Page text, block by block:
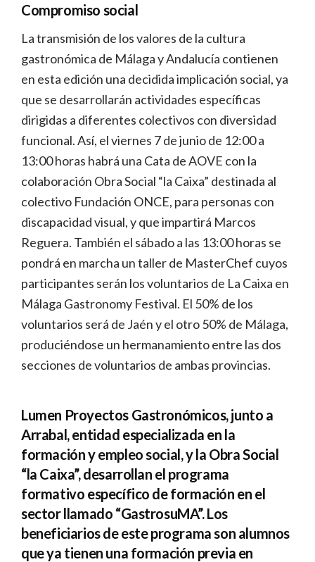
Compromiso social
La transmisión de los valores de la cultura
gastronómica de Málaga y Andalucía contienen
en esta edición una decidida implicación social, ya
que se desarrollarán actividades específicas
dirigidas a diferentes colectivos con diversidad
funcional. Así, el viernes 7 de junio de 12:00 a
13:00 horas habrá una Cata de AOVE con la
colaboración Obra Social “la Caixa” destinada al
colectivo Fundación ONCE, para personas con
discapacidad visual, y que impartirá Marcos
Reguera. También el sábado a las 13:00 horas se
pondrá en marcha un taller de MasterChef cuyos
participantes serán los voluntarios de La Caixa en
Málaga Gastronomy Festival. El 50% de los
voluntarios será de Jaén y el otro 50% de Málaga,
produciéndose un hermanamiento entre las dos
secciones de voluntarios de ambas provincias.
Lumen Proyectos Gastronómicos, junto a
Arrabal, entidad especializada en la
formación y empleo social, y la Obra Social
“la Caixa”, desarrollan el programa
formativo específico de formación en el
sector llamado “GastrosuMA”. Los
beneficiarios de este programa son alumnos
que ya tienen una formación previa en